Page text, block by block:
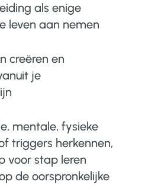
als enige
leven aan nemen
creëren en
je
mentale, fysieke
triggers herkennen,
voor stap leren
de oorspronkelijke